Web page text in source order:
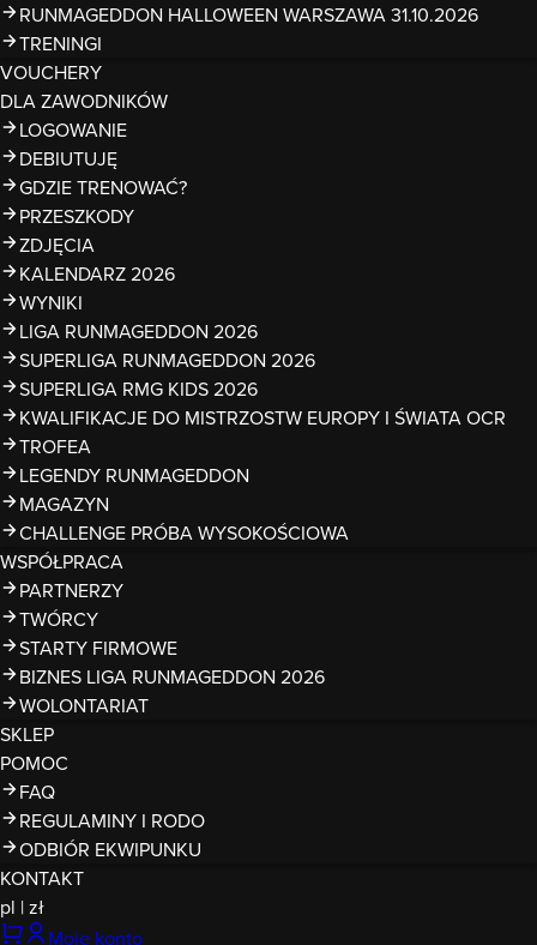
RUNMAGEDDON HALLOWEEN WARSZAWA 31.10.2026
TRENINGI
VOUCHERY
DLA ZAWODNIKÓW
LOGOWANIE
DEBIUTUJĘ
GDZIE TRENOWAĆ?
PRZESZKODY
ZDJĘCIA
KALENDARZ 2026
WYNIKI
LIGA RUNMAGEDDON 2026
SUPERLIGA RUNMAGEDDON 2026
SUPERLIGA RMG KIDS 2026
KWALIFIKACJE DO MISTRZOSTW EUROPY I ŚWIATA OCR
TROFEA
LEGENDY RUNMAGEDDON
MAGAZYN
CHALLENGE PRÓBA WYSOKOŚCIOWA
WSPÓŁPRACA
PARTNERZY
TWÓRCY
STARTY FIRMOWE
BIZNES LIGA RUNMAGEDDON 2026
WOLONTARIAT
SKLEP
POMOC
FAQ
REGULAMINY I RODO
ODBIÓR EKWIPUNKU
KONTAKT
pl |zł
Moje konto